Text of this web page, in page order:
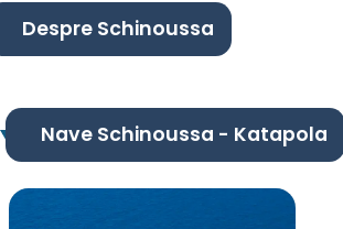
Despre Schinoussa
Nave Schinoussa - Katapola